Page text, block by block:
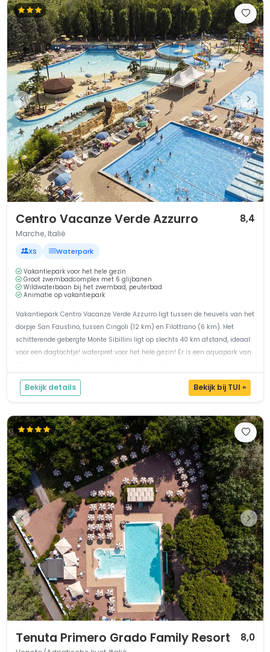
Centro Vacanze Verde Azzurro 8,4
Marche, Italië
XS Waterpark
Vakantiepark voor het hele gezin
Groot zwembadcomplex met 6 glijbanen
Wildwaterbaan bij het zwembad, peuterbad
Animatie op vakantiepark
Vakantiepark Centro Vacanze Verde Azzurro ligt tussen de heuvels van het
dorpje San Faustino, tussen Cingoli (12 km) en Filottrano (6 km). Het
schitterende gebergte Monte Sibillini ligt op slechts 40 km afstand, ideaal
voor een dagtochtje! waterpret voor het hele gezin! Er is een aquapark van
Bekijk details Bekijk bij TUI »
Tenuta Primero Grado Family Resort 8,0